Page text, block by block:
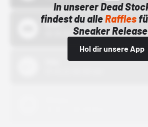
In unserer Dead
findest du alleRaffles
Sneaker
Hol dir unsere App
Bstn
01.10.22 00:00 Uhr